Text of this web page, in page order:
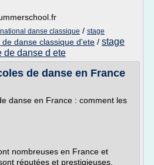
danse classique / stage
de danse classique d'ete / stage
de danse d ete
de danse en France
danse en France : comment les
nombreuses en France et
réputées et prestigieuses.